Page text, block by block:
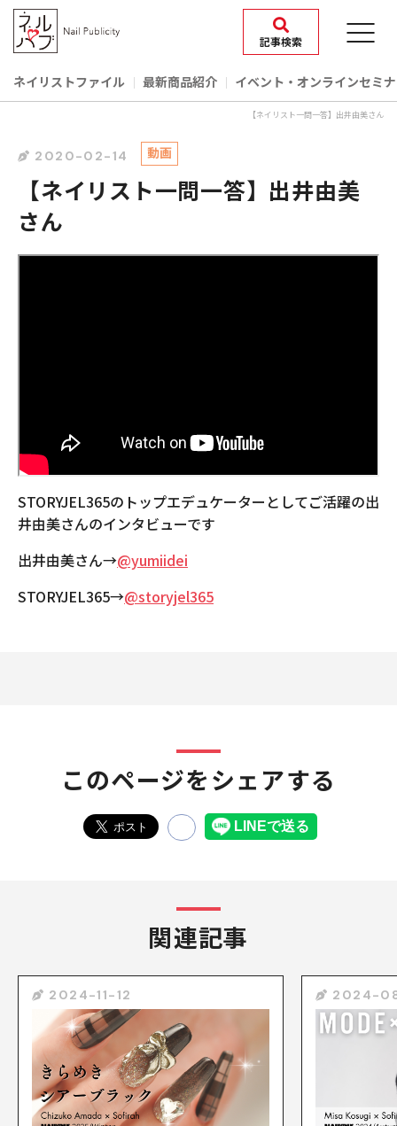
記事検索
ネイリストファイル 最新商品紹介 イベント‧オンラインセミ
【ネイリスト一問一答】出井由美さん
2020-02-14 動画
【ネイリスト一問一答】出井由美
さん
STORYJEL365のトップエデュケーターとしてご活躍の出
井由美さんのインタビューです
出井由美さん→@yumiidei
STORYJEL365→@storyjel365
このページをシェアする
関連記事
2024-11-12 2024-